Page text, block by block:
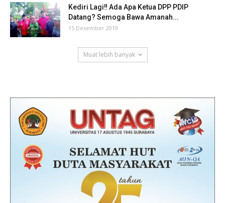
Kediri Lagi‼ Ada Apa Ketua DPP PDIP
Datang? Semoga Bawa Amanah...
15 Desember 2019
Muat lebih banyak